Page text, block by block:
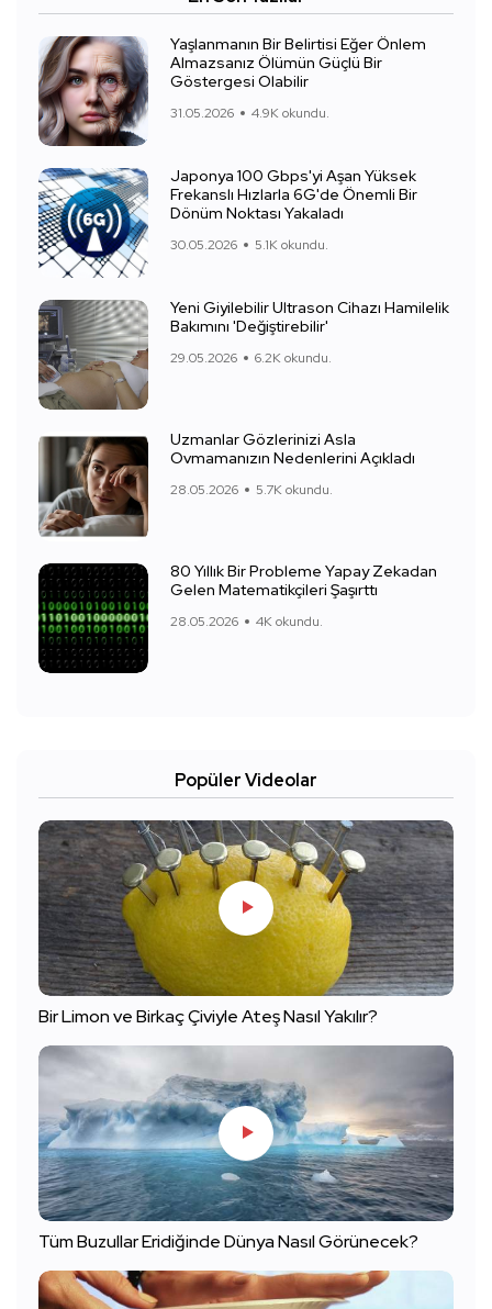
Yaşlanmanın Bir Belirtisi Eğer Önlem
Almazsanız Ölümün Güçlü Bir
Göstergesi Olabilir
31.05.2026 4.9K okundu.
Japonya 100 Gbps'yi Aşan Yüksek
Frekanslı Hızlarla 6G'de Önemli Bir
Dönüm Noktası Yakaladı
30.05.2026 5.1K okundu.
Yeni Giyilebilir Ultrason Cihazı Hamilelik
Bakımını 'Değiştirebilir'
29.05.2026 6.2K okundu.
Uzmanlar Gözlerinizi Asla
Ovmamanızın Nedenlerini Açıkladı
28.05.2026 5.7K okundu.
80 Yıllık Bir Probleme Yapay Zekadan
Gelen Matematikçileri Şaşırttı
28.05.2026 4K okundu.
Popüler Videolar
Bir Limon ve Birkaç Çiviyle Ateş Nasıl Yakılır?
Tüm Buzullar Eridiğinde Dünya Nasıl Görünecek?